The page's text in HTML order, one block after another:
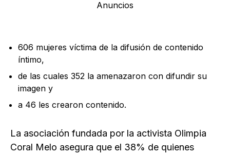
Anuncios
606 mujeres víctima de la difusión de contenido
íntimo,
de las cuales 352 la amenazaron con difundir su
imagen y
a 46 les crearon contenido.
La asociación fundada por la activista Olimpia
Coral Melo asegura que el 38% de quienes